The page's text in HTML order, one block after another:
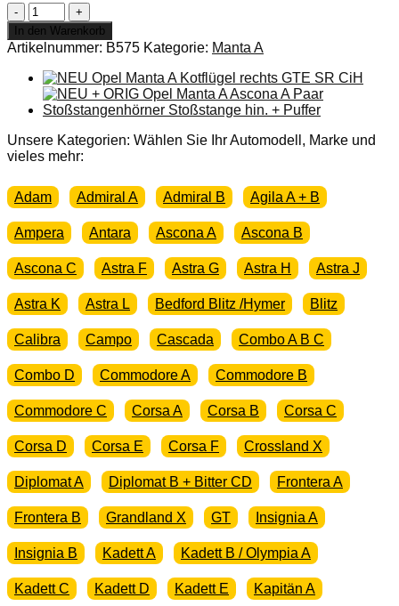
NEU
Opel
CiH
Hinterachse
Ankerplatte
Excenter
Rep-
Satz
Manta
Kadett
GT
Rekord
In den Warenkorb
Artikelnummer: B575 Kategorie: Manta A
Unsere Kategorien: Wählen Sie Ihr Automodell, Marke und
vieles mehr:
Adam Admiral A Admiral B Agila A + B
Ampera Antara Ascona A Ascona B
Ascona C Astra F Astra G Astra H Astra J
Astra K Astra L Bedford Blitz /Hymer Blitz
Calibra Campo Cascada Combo A B C
Combo D Commodore A Commodore B
Commodore C Corsa A Corsa B Corsa C
Corsa D Corsa E Corsa F Crossland X
Diplomat A Diplomat B + Bitter CD Frontera A
Frontera B Grandland X GT Insignia A
Insignia B Kadett A Kadett B / Olympia A
Kadett C Kadett D Kadett E Kapitän A